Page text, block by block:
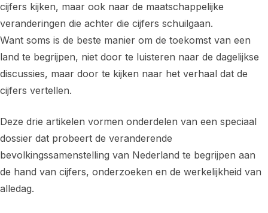
cijfers kijken, maar ook naar de maatschappelijke
veranderingen die achter die cijfers schuilgaan.
Want soms is de beste manier om de toekomst van een
land te begrijpen, niet door te luisteren naar de dagelijkse
discussies, maar door te kijken naar het verhaal dat de
cijfers vertellen.
Deze drie artikelen vormen onderdelen van een speciaal
dossier dat probeert de veranderende
bevolkingssamenstelling van Nederland te begrijpen aan
de hand van cijfers, onderzoeken en de werkelijkheid van
alledag.